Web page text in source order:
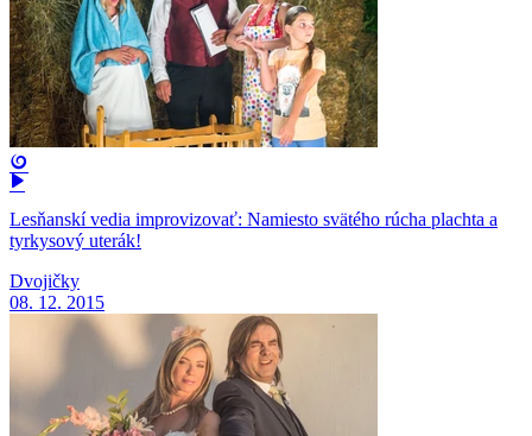
Lesňanskí vedia improvizovať: Namiesto svätého rúcha plachta a
tyrkysový uterák!
Dvojičky
08. 12. 2015